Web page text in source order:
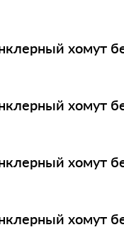
хомут
хомут
хомут
хомут